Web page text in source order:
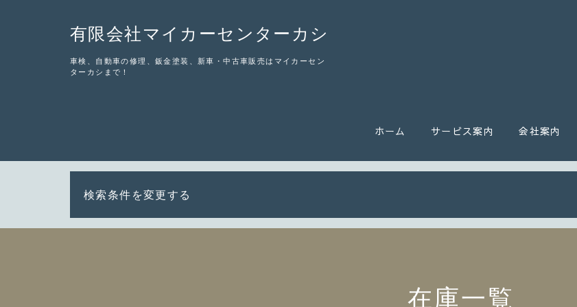
有限会社マイカーセンターカシ
車検、自動車の修理、鈑金塗装、新車・中古車販売はマイカーセン
ターカシまで！
ホーム サービス案内 会社案内
検索条件を変更する
在庫一覧